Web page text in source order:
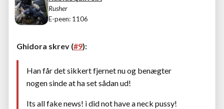
Rusher
E-peen: 1106
Ghidora skrev (#9):
Han får det sikkert fjernet nu og benægter
nogen sinde at ha set sådan ud!
Its all fake news! i did not have a neck pussy!